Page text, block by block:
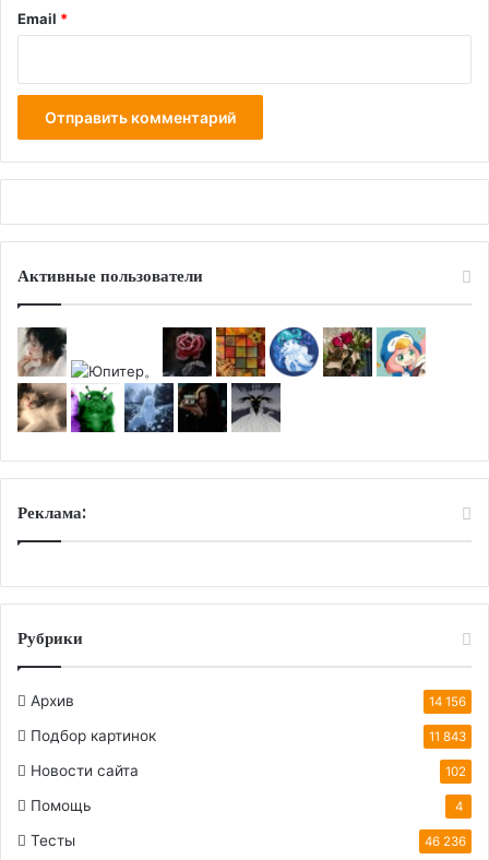
Email *
Активные пользователи
Реклама:
Рубрики
Архив 14 156
Подбор картинок 11 843
Новости сайта 102
Помощь 4
Тесты 46 236